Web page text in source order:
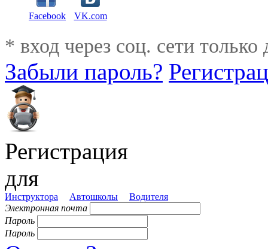
Facebook VK.com
* вход через соц. сети
Забыли пароль?
Регистрация
для
Инструктора Автошколы
Водителя
Электронная почта
Пароль
Пароль